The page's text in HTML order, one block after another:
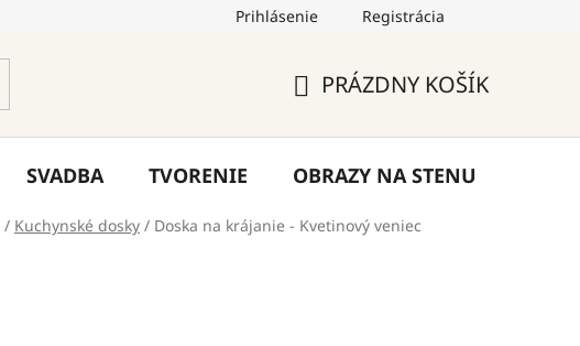
Hodnotenie obchodu Blog Kontakty
Prihlásenie Registrácia
KOŠÍK
PRÁZDNY KOŠÍK
SVADBA TVORENIE OBRAZY NA STENU
/ Kuchynské dosky / Doska na krájanie - Kvetinový veniec